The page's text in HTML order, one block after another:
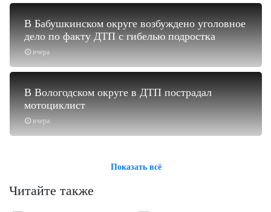
вчера
В Бабушкинском округе возбуждено уголовное
дело по факту ДТП с гибелью подростка
вчера
В Вологодском округе в ДТП пострадал
мотоциклист
Показать всё
Читайте также